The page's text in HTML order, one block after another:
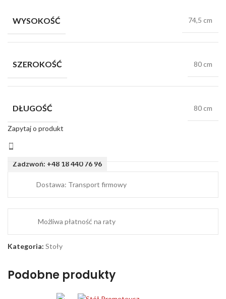
WYSOKOŚĆ 74,5 cm
SZEROKOŚĆ 80 cm
DŁUGOŚĆ 80 cm
Zapytaj o produkt
Zadzwoń: +48 18 440 76 96
Dostawa: Transport firmowy
Możliwa płatność na raty
Kategoria: Stoły
Podobne produkty